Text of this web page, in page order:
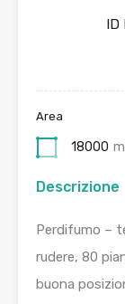
ID
Area
18000
Descrizione
Perdifumo –
rudere, 80
buona